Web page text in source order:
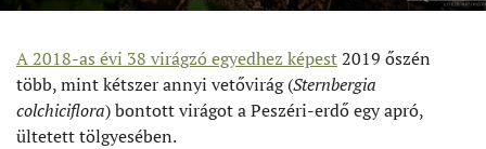
A 2018-as évi 38 virágzó egyedhez képest2019 őszén
több, mint kétszer annyi vetővirág (Sternbergia
colchiciflora) bontott virágot a Peszéri-erdő egy apró,
ültetett tölgyesében.